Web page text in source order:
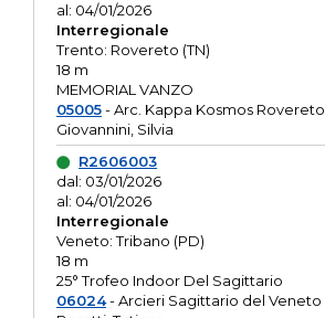
al: 04/01/2026
Interregionale
Trento: Rovereto (TN)
18 m
MEMORIAL VANZO
05005- Arc. Kappa Kosmos Rovereto
Giovannini, Silvia
R2606003
dal: 03/01/2026
al: 04/01/2026
Interregionale
Veneto: Tribano (PD)
18 m
25° Trofeo Indoor Del Sagittario
06024- Arcieri Sagittario del Veneto